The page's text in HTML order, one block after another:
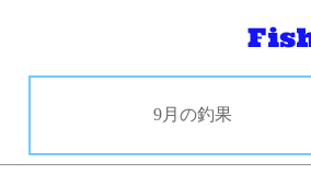
9月の釣果